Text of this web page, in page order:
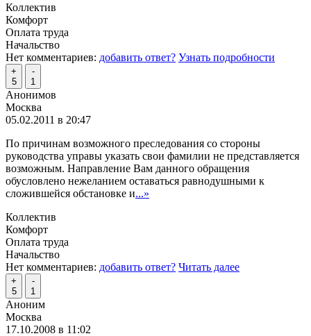
Коллектив
Комфорт
Оплата труда
Начальство
Нет комментариев: добавить ответ? Узнать подробности
+
5
-
1
Анонимов
Москва
05.02.2011 в 20:47
По причинам возможного преследования со стороны
руководства управы указать свои фамилии не представляется
возможным. Направление Вам данного обращения
обусловлено нежеланием оставаться равнодушными к
сложившейся обстановке и...»
Коллектив
Комфорт
Оплата труда
Начальство
Нет комментариев: добавить ответ? Читать далее
+
5
-
1
Аноним
Москва
17.10.2008 в 11:02